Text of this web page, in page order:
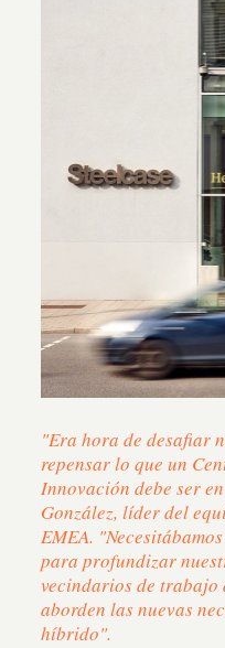
"Era hora de desafiar
repensar lo que un
Innovación debe ser
González, líder del
EMEA.
para profundizar
vecindarios de trabajo
aborden las nuevas
híbrido".